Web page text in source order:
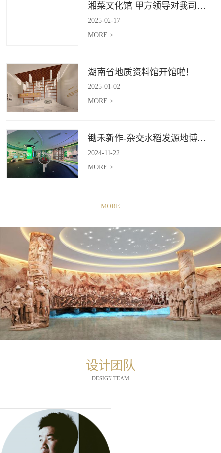
湘菜文化馆 甲方领导对我司授牌
2025-02-17
MORE >
湖南省地质资料馆开馆啦！
2025-01 -02
MORE >
锄禾新作-杂交水稻发源地博物苑，欢迎前去打卡体验
2024-11 -22
MORE >
MORE
设计团队
DESIGN TEAM